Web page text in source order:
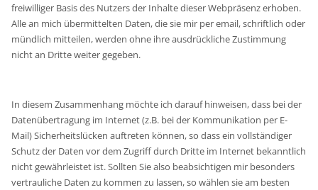
freiwilliger Basis des Nutzers der Inhalte dieser Webpräsenz erhoben.
Alle an mich übermittelten Daten, die sie mir per email, schriftlich oder
mündlich mitteilen, werden ohne ihre ausdrückliche Zustimmung
nicht an Dritte weiter gegeben.
In diesem Zusammenhang möchte ich darauf hinweisen, dass bei der
Datenübertragung im Internet (z.B. bei der Kommunikation per E-
Mail) Sicherheitslücken auftreten können, so dass ein vollständiger
Schutz der Daten vor dem Zugriff durch Dritte im Internet bekanntlich
nicht gewährleistet ist. Sollten Sie also beabsichtigen mir besonders
vertrauliche Daten zu kommen zu lassen, so wählen sie am besten